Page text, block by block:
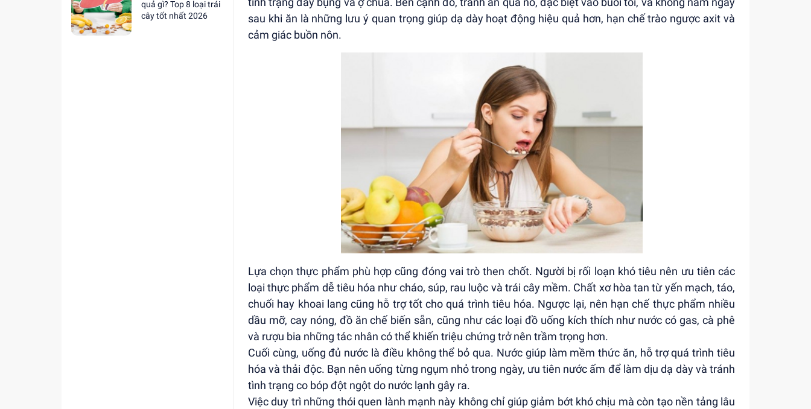
quả gì? Top 8 loại trái
cây tốt nhất 2026
sau khi ăn là những lưu ý quan trọng giúp dạ dày hoạt động hiệu quả hơn, hạn chế trào ngược axit và
cảm giác buồn nôn.
Lựa chọn thực phẩm phù hợp cũng đóng vai trò then chốt. Người bị rối loạn khó tiêu nên ưu tiên các
loại thực phẩm dễ tiêu hóa như cháo, súp, rau luộc và trái cây mềm. Chất xơ hòa tan từ yến mạch, táo,
chuối hay khoai lang cũng hỗ trợ tốt cho quá trình tiêu hóa. Ngược lại, nên hạn chế thực phẩm nhiều
dầu mỡ, cay nóng, đồ ăn chế biến sẵn, cũng như các loại đồ uống kích thích như nước có gas, cà phê
và rượu bia những tác nhân có thể khiến triệu chứng trở nên trầm trọng hơn.
Cuối cùng, uống đủ nước là điều không thể bỏ qua. Nước giúp làm mềm thức ăn, hỗ trợ quá trình tiêu
hóa và thải độc. Bạn nên uống từng ngụm nhỏ trong ngày, ưu tiên nước ấm để làm dịu dạ dày và tránh
tình trạng co bóp đột ngột do nước lạnh gây ra.
Việc duy trì những thói quen lành mạnh này không chỉ giúp giảm bớt khó chịu mà còn tạo nền tảng lâu